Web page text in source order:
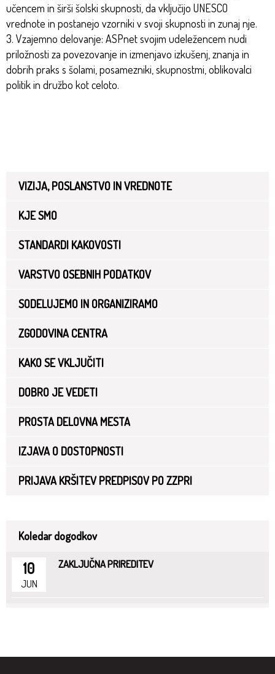
učencem in širši šolski skupnosti, da vključijo UNESCO
vrednote in postanejo vzorniki v svoji skupnosti in zunaj nje.
3. Vzajemno delovanje: ASPnet svojim udeležencem nudi
priložnosti za povezovanje in izmenjavo izkušenj, znanja in
dobrih praks s šolami, posamezniki, skupnostmi, oblikovalci
politik in družbo kot celoto.
VIZIJA, POSLANSTVO IN VREDNOTE
KJE SMO
STANDARDI KAKOVOSTI
VARSTVO OSEBNIH PODATKOV
SODELUJEMO IN ORGANIZIRAMO
ZGODOVINA CENTRA
KAKO SE VKLJUČITI
DOBRO JE VEDETI
PROSTA DELOVNA MESTA
IZJAVA O DOSTOPNOSTI
PRIJAVA KRŠITEV PREDPISOV PO ZZPRI
Koledar dogodkov
10
JUN
ZAKLJUČNA PRIREDITEV